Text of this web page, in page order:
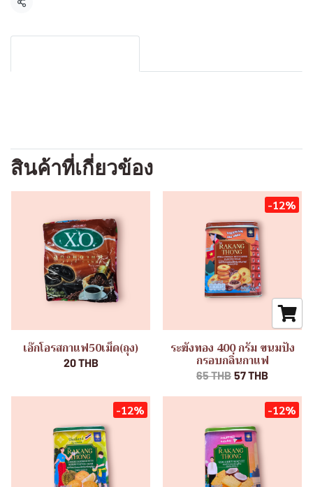
แชร์
สินค้าที่เกี่ยวข้อง
เอ๊กโอรสกาแฟ50เม็ด(ถุง)
20 THB
-12%
ระฆังทอง 400 กรัม ขนมปัง
กรอบกลิ่นกาแฟ
65 THB 57 THB
-12% -12%